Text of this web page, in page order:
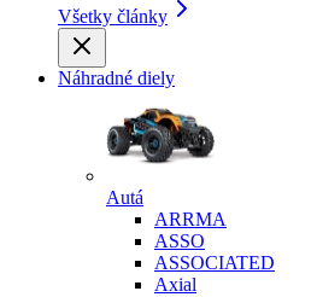
Všetky články
Náhradné diely
Autá
ARRMA
ASSO
ASSOCIATED
Axial